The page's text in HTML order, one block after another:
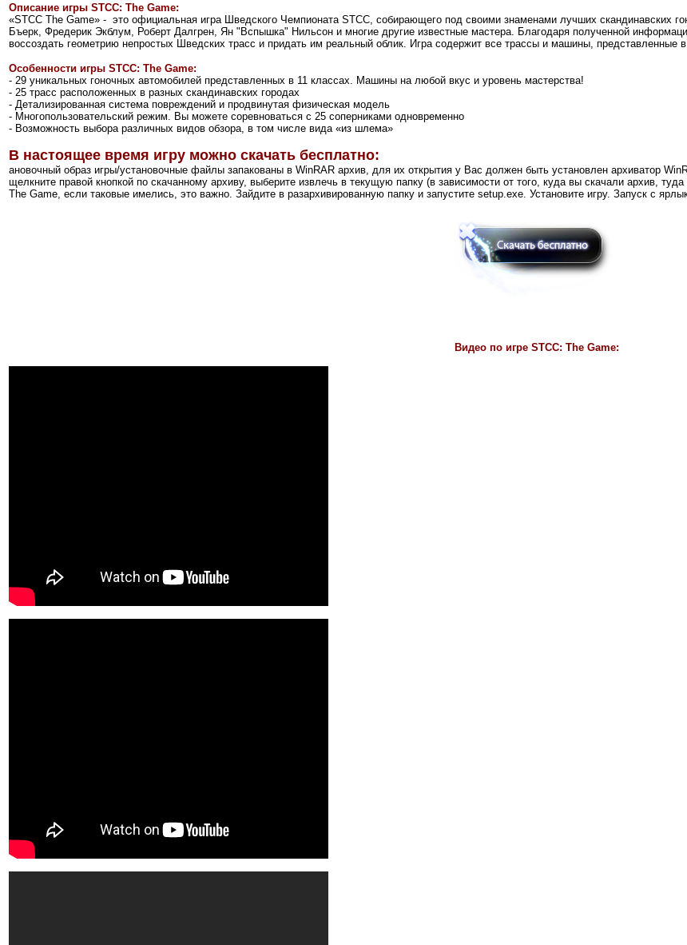
Описание игры STCC: The Game:
«STCC The Game» - это официальная игра Шведского Чемпионата STCC, собирающего под своими знаменами лучших скандинавских
Бъерк, Фредерик Экблум, Роберт Далгрен, Ян "Вспышка" Нильсон и многие другие известные мастера. Благодаря полученной
воссоздать геометрию непростых Шведских трасс и придать им реальный облик. Игра содержит все трассы и машины, представленные в
Особенности игры STCC: The Game:
- 29 уникальных гоночных автомобилей представленных в 11 классах. Машины на любой вкус и уровень мастерства!
- 25 трасс расположенных в разных скандинавских городах
- Детализированная система повреждений и продвинутая физическая модель
- Многопользовательский режим. Вы можете соревноваться с 25 соперниками одновременно
- Возможность выбора различных видов обзора, в том числе вида «из шлема»
В настоящее время игру можно скачать бесплатно:
ановочный образ игры/установочные файлы запакованы в WinRAR архив, для их открытия у Вас должен быть установлен архиватор
щелкните правой кнопкой по скачанному архиву, выберите извлечь в текущую папку (в зависимости от того, куда вы скачали архив,
The Game, если таковые имелись, это важно. Зайдите в разархивированную папку и запустите setup.exe. Установите игру. Запуск с
Видео по игре STCC: The Game: